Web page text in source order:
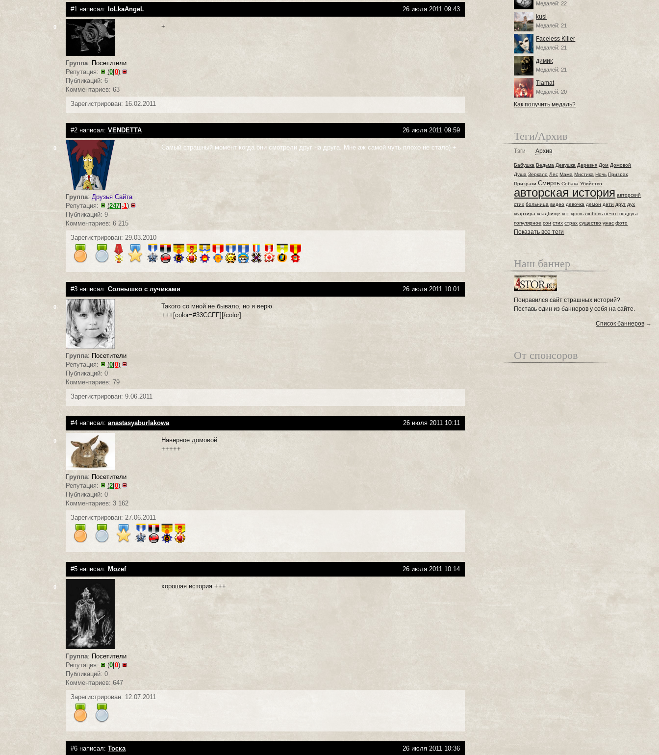
#1 написал: IoLkaAngeL 26 июля 2011 09:43
0
Группа: Посетители
Репутация:
(0 |0)
Публикаций: 6
Комментариев: 63
+
Зарегистрирован: 16.02.2011
#2 написал:VENDETTA 26 июля 2011 09:59
0
Группа: Друзья Сайта
Репутация:
(247 |-1)
Публикаций: 9
Комментариев: 6 215
Самый страшный момент когда они смотрели друг на друга. Мне аж самой чуть плохо не стало) +
Зарегистрирован: 29.03.2010
#3 написал:Солнышко с лучиками 26 июля 2011 10:01
0
Группа: Посетители
Репутация:
(0 |0)
Публикаций: 0
Комментариев: 79
Такого со мной не бывало, но я верю
+++[color=#33CCFF][/color]
Зарегистрирован: 9.06.2011
#4 написал:anastasyaburlakowa 26 июля 2011 10:11
0
Группа: Посетители
Репутация:
(2 |0)
Публикаций: 0
Комментариев: 3 162
Наверное домовой.
+++++
Зарегистрирован: 27.06.2011
#5 написал: Mozef 26 июля 2011 10:14
0
Группа: Посетители
Репутация:
(0|0)
Публикаций: 0
Комментариев: 647
хорошая история +++
Зарегистрирован: 12.07.2011
#6 написал:Тоска 26 июля 2011 10:36
Медалей: 22
kusi
Медалей: 21
Faceless Killer
Медалей: 21
димик
Медалей: 21
Tiamat
Медалей: 20
Как получить медаль?
Теги/Архив
Тэги Архив
Бабушка Ведьма Девушка Деревня Дом Домовой
Душа Зеркало Лес Мама Мистика Ночь Призрак
Призраки Смерть Собака Убийство
авторская история авторский
стих больница видео девочка демон дети друг дух
квартира кладбище кот кровь любовь нечто подруга
популярное сон стих страх существо ужас фото
Показать все теги
Наш баннер
Понравился сайт страшных историй?
Поставь один из баннеров у себя на сайте.
Список баннеров →
От спонсоров